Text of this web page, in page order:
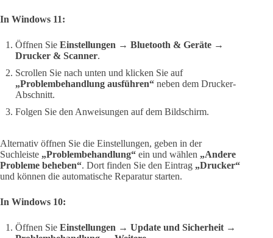
In Windows 11:
Öffnen Sie Einstellungen → Bluetooth & Geräte →
Drucker & Scanner.
Scrollen Sie nach unten und klicken Sie auf
„Problembehandlung ausführen“ neben dem Drucker-
Abschnitt.
Folgen Sie den Anweisungen auf dem Bildschirm.
Alternativ öffnen Sie die Einstellungen, geben in der
Suchleiste „Problembehandlung“ ein und wählen „Andere
Probleme beheben“. Dort finden Sie den Eintrag „Drucker“
und können die automatische Reparatur starten.
In Windows 10:
Öffnen Sie Einstellungen → Update und Sicherheit →